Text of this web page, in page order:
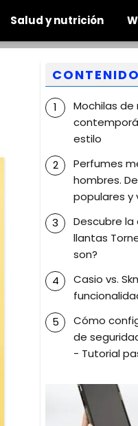
Salud y nutrición
Mochilas de
estilo
Perfumes
hombres.
populares y
Descubre
llantas
son?
Casio vs.
Cómo
de
- Tutorial